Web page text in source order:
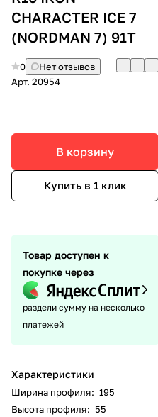
CHARACTER ICE 7
(NORDMAN 7) 91T
0
Нет отзывов
Арт. 20954
В корзину
Купить в 1 клик
Товар доступен к
покупке через
раздели сумму на несколько
платежей
Характеристики
Ширина профиля: 195
Высота профиля: 55